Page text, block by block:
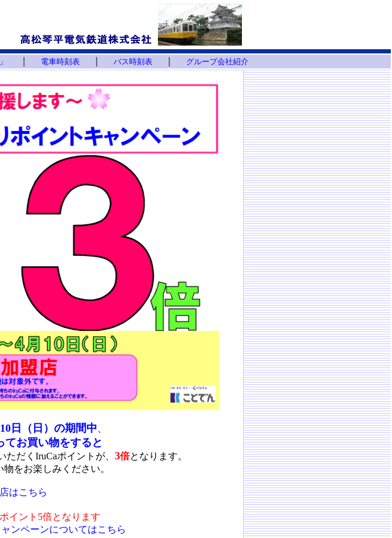
電車時刻表 バス時刻表 グループ会社紹介
日（日）の期間中
てお買い物をすると
だくIruCaポイントが、 3倍となります。
をお楽しみください。
はこちら
イント5倍となります
ンペーンについてはこちら